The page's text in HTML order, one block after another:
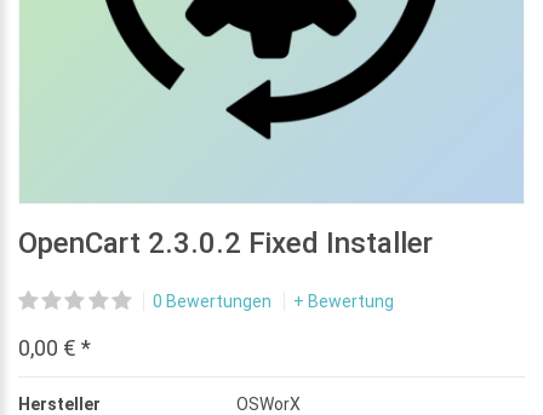
OpenCart 2.3.0.2 Fixed Installer
0 Bewertungen + Bewertung
0,00 € *
Hersteller
OSWorX